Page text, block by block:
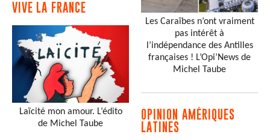
VIVE LA FRANCE
Laïcité mon amour. L’édito
de Michel Taube
Les Caraïbes n’ont vraiment
pas intérêt à
l’indépendance des Antilles
françaises ! L’Opi’News de
Michel Taube
OPINION AMÉRIQUES
LATINES